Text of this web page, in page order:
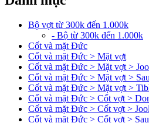
Bộ vợt từ 300k đến 1.000k
- Bộ từ 300k đến 1.000k
Cốt và mặt Đức
Cốt và mặt Đức > Mặt vợt
Cốt và mặt Đức > Mặt vợt >
Cốt và mặt Đức > Mặt vợt >
Cốt và mặt Đức > Mặt vợt >
Cốt và mặt Đức > Cốt vợt >
Cốt và mặt Đức > Cốt vợt >
Cốt và mặt Đức > Cốt vợt >